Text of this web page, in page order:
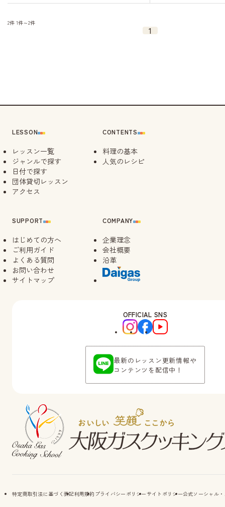
09/03（木）
2件 1件～2件
1
LESSON
レッスン一覧
ジャンルで探す
日付で探す
団体貸切レッスン
アクセス
SUPPORT
はじめての方へ
ご利用ガイド
よくある質問
お問い合わせ
サイトマップ
CONTENTS
料理の基本
人気のレシピ
COMPANY
企業理念
会社概要
沿革
OFFICIAL SNS
最新のレッスン更新情報や
コンテンツを配信中！
特定商取引法に基づく表記利用規約 プライバシーポリシーサイトポリシー公式ソーシャル